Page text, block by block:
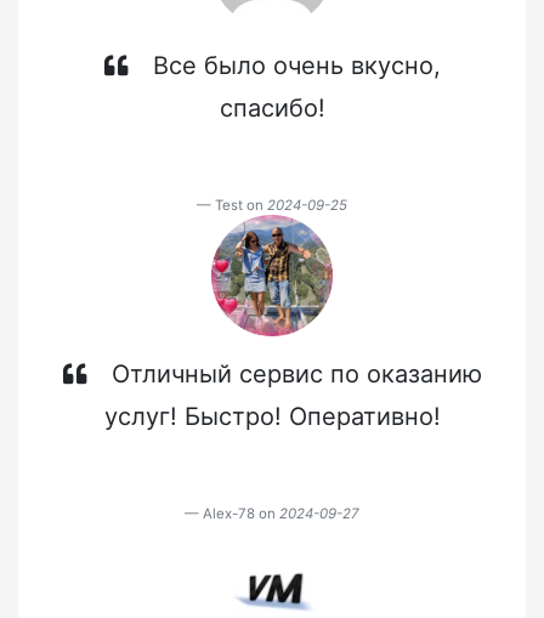
Все было очень вкусно,
спасибо!
Test on 2024-09-25
Отличный сервис по оказанию
услуг! Быстро! Оперативно!
Alex-78 on 2024-09-27